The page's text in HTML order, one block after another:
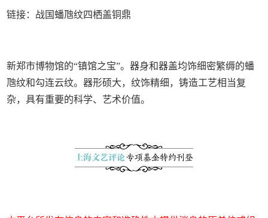
链接：战国蟠虺纹四栖盖铜鼎
新郑市博物馆的“镇馆之宝”。器身和器盖均饰细密繁缛的蟠
虺纹和勾连云纹。器形硕大，纹饰精细，铸造工艺相当复
杂，具有重要的科学、艺术价值。